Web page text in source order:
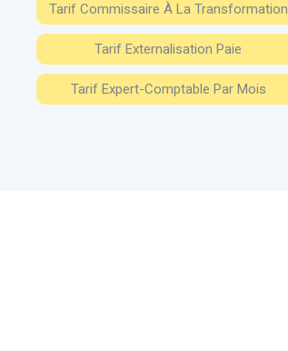
Tarif Commissaire À La Transformation
Tarif Externalisation Paie
Tarif Expert-Comptable Par Mois